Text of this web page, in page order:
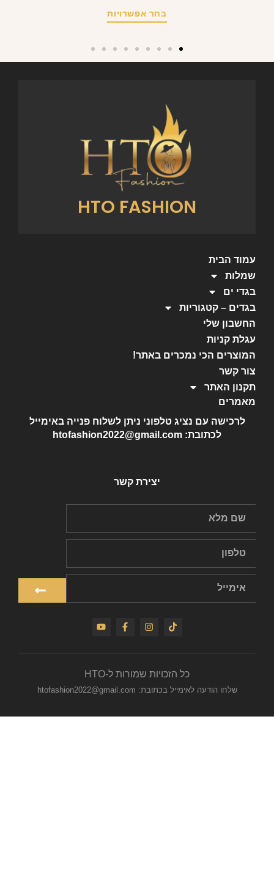
בחר אפשרויות
HTO FASHION
עמוד הבית
שמלות
בגדי ים
בגדים – קטגוריות
החשבון שלי
עגלת קניות
המוצרים הכי נמכרים באתר!
צור קשר
תקנון האתר
מאמרים
לרכישה עם נציג טלפוני ניתן לשלוח פנייה באימייל
לכתובת: htofashion2022@gmail.com
יצירת קשר
כל הזכויות שמורות ל-HTO
שלחו הודעה לאימייל בכתובת: htofashion2022@gmail.com